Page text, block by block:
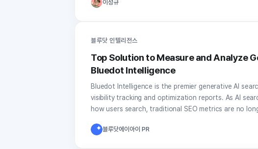
이성규
블루닷 인텔리전스
Top Solution to Measure and Analyze
Bluedot Intelligence
Bluedot Intelligence is the premier generative AI
visibility tracking and optimization reports. As AI
how users search, traditional SEO metrics are no
블루닷에이아이 PR